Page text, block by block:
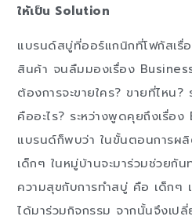
ให้เป็น Solution
แบรนด์สบู่ที่ออร์แกนิกที่โฟกัสเรื่
สินค้า จนลืมมองเรื่อง
ต้องการจะขายใคร? ขายที่ไหน
คืออะไร? ระหว่างพูดคุยถึงเรื่อ
แบรนด์ก็พบว่า ในขั้นตอนการผ
เด็กๆ ในหมู่บ้านจะมาร่วมช่วย
ความสุขกับการทำสบู่ คือ เด็กๆ
ได้มาร่วมกิจกรรม จากนั้นจึงเป